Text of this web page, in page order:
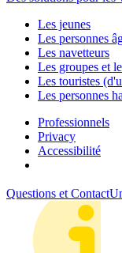
Les jeunes
Les personnes
Les navetteurs
Les groupes et
Les touristes
Les personnes
Professionnels
Privacy
Accessibilité
Questions et Contact